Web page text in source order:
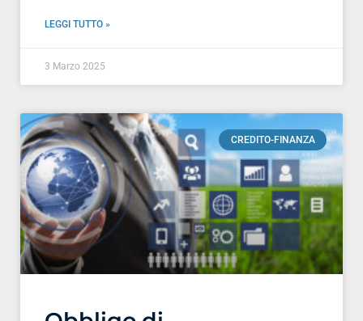
LEGGI TUTTO »
3 Marzo 2025
CREDITO-FINANZA